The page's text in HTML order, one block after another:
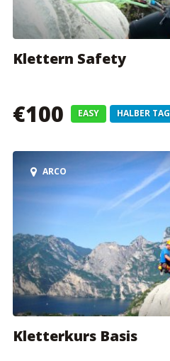
Klettern Safety
€100 EASY HALBER TAG
ARCO
Kletterkurs Basis